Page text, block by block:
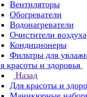
Вентиляторы
Обогреватели
Водонагреватели
Очистители воздуха
Кондиционеры
Фильтры для
красоты и здоровья
Назад
Для красоты и